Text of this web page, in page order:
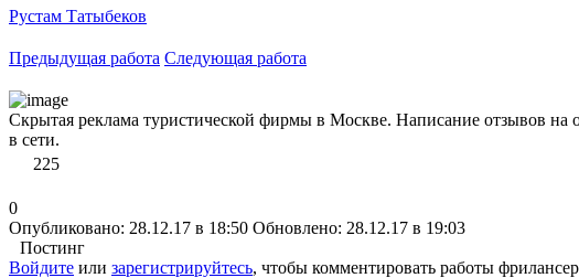
Рустам Татыбеков
Предыдущая работа Следующая работа
Скрытая реклама туристической фирмы в Москве. Написание отзывов на
в сети.
225
0
Опубликовано: 28.12.17 в 18:50 Обновлено: 28.12.17 в 19:03
Постинг
Войдите или зарегистрируйтесь, чтобы комментировать работы